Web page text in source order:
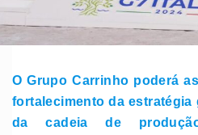
O Grupo Carrinho poderá
fortalecimento da
da cadeia de